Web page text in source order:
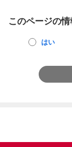
このページの
はい